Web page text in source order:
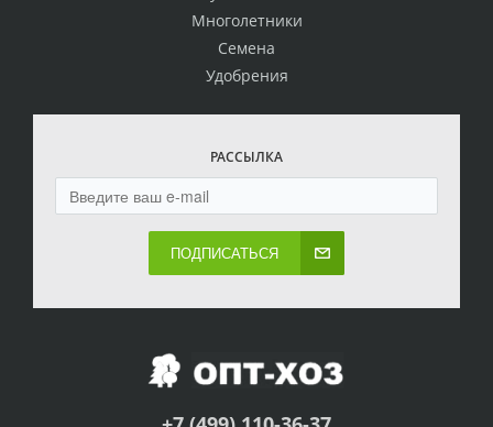
Многолетники
Семена
Удобрения
РАССЫЛКА
ПОДПИСАТЬСЯ